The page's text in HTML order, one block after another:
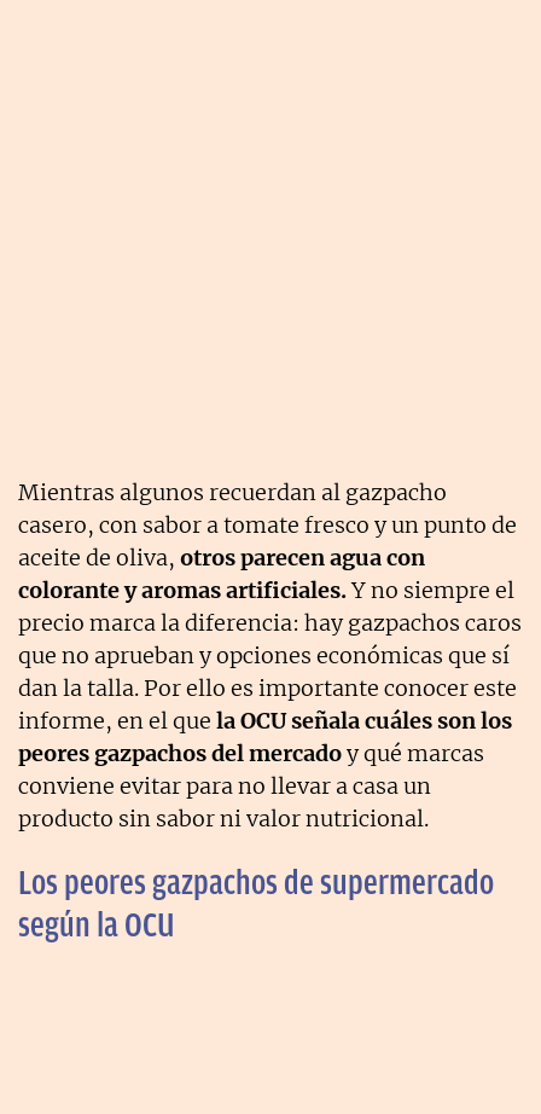
Mientras algunos recuerdan al gazpacho
casero, con sabor a tomate fresco y un punto de
aceite de oliva, otros parecen agua con
colorante y aromas artificiales.Y no siempre el
precio marca la diferencia: hay gazpachos caros
que no aprueban y opciones económicas que sí
dan la talla. Por ello es importante conocer este
informe, en el que la OCU señala cuáles son los
peores gazpachos del mercadoy qué marcas
conviene evitar para no llevar a casa un
producto sin sabor ni valor nutricional.
Los peores gazpachos de supermercado
según la OCU